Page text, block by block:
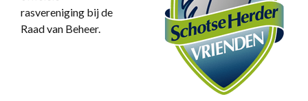
rasvereniging bij de
Raad van Beheer.